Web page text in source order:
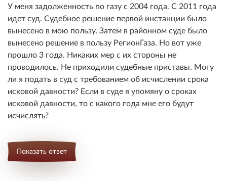
У меня задолженность по газу с 2004 года. С 2011 года
идет суд. Судебное решение первой инстанции было
вынесено в мою пользу. Затем в районном суде было
вынесено решение в пользу РегионГаза. Но вот уже
прошло 3 года. Никаких мер с их стороны не
проводилось. Не приходили судебные приставы. Могу
ли я подать в суд с требованием об исчислении срока
исковой давности? Если в суде я упомяну о сроках
исковой давности, то с какого года мне его будут
исчислять?
Показать ответ